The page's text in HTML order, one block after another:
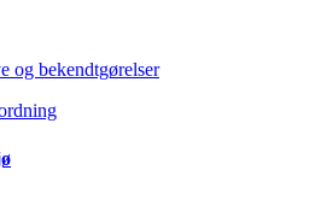
og bekendtgørelser